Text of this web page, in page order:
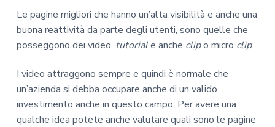
Le pagine migliori che hanno un’alta visibilità e anche una
buona reattività da parte degli utenti, sono quelle che
posseggono dei video, tutoriale anche clipo micro clip.
I video attraggono sempre e quindi è normale che
un’azienda si debba occupare anche di un valido
investimento anche in questo campo. Per avere una
qualche idea potete anche valutare quali sono le pagine